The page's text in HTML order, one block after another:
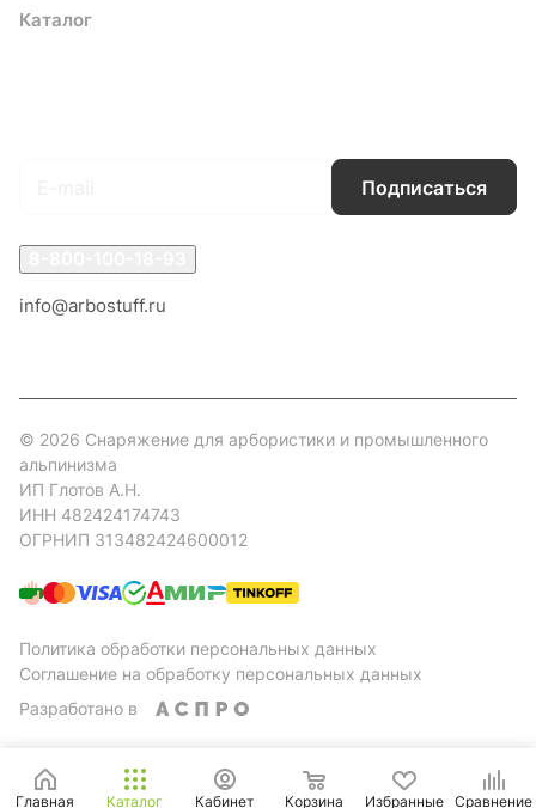
Каталог
Подписаться
info@arbostuff.ru
© 2026 Снаряжение для арбористики и промышленного
альпинизма
ИП Глотов А.Н.
ИНН 482424174743
ОГРНИП 313482424600012
Политика обработки персональных данных
Соглашение на обработку персональных данных
Разработано в
Главная Каталог Кабинет Корзина Избранные Сравнение